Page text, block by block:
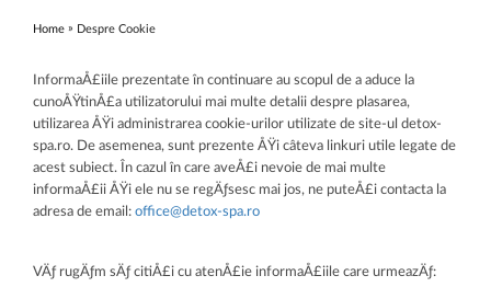
Home » Despre Cookie
InformaÅ£iile prezentate în continuare au scopul de a aduce la
cunoÅŸtinÅ£a utilizatorului mai multe detalii despre plasarea,
utilizarea ÅŸi administrarea cookie-urilor utilizate de site-ul detox-
spa.ro. De asemenea, sunt prezente ÅŸi câteva linkuri utile legate de
acest subiect. În cazul în care aveÅ£i nevoie de mai multe
informaÅ£ii ÅŸi ele nu se regÄƒsesc mai jos, ne puteÅ£i contacta la
adresa de email: office@detox-spa.ro
VÄƒ rugÄƒm sÄƒ citiÅ£i cu atenÅ£ie informaÅ£iile care urmeazÄƒ: